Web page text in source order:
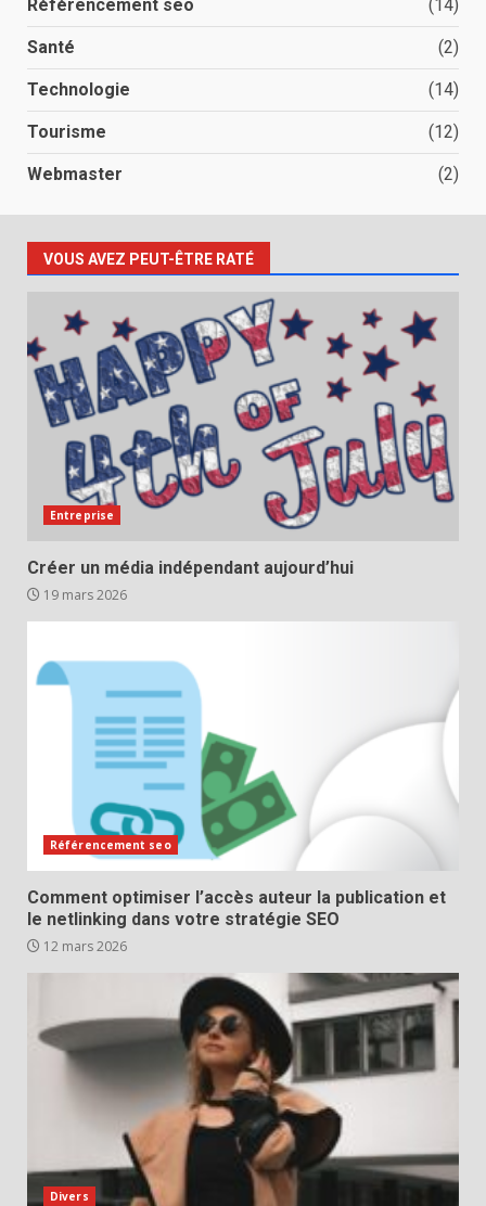
Référencement seo (14)
Santé (2)
Technologie (14)
Tourisme (12)
Webmaster (2)
VOUS AVEZ PEUT-ÊTRE RATÉ
Entreprise
Créer un média indépendant aujourd’hui
19 mars 2026
Référencement seo
Comment optimiser l’accès auteur la publication et
le netlinking dans votre stratégie SEO
12 mars 2026
Divers